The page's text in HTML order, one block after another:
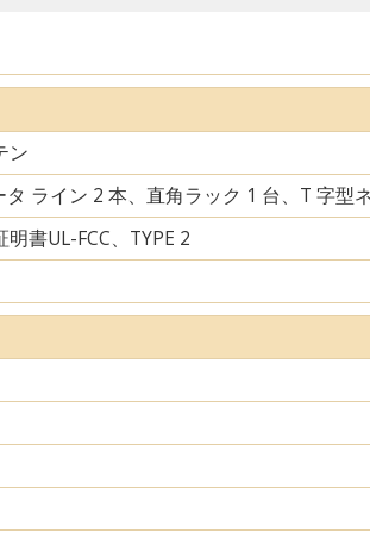
ン
ライン 2 本、直角ラック 1 台、T 字型
書UL-FCC、TYPE 2